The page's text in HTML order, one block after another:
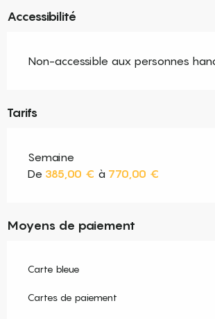
Accessibilité
Non-accessible aux personnes
Tarifs
Semaine
De 385,00 € à 770,00 €
Moyens de paiement
Carte bleue
Cartes de paiement